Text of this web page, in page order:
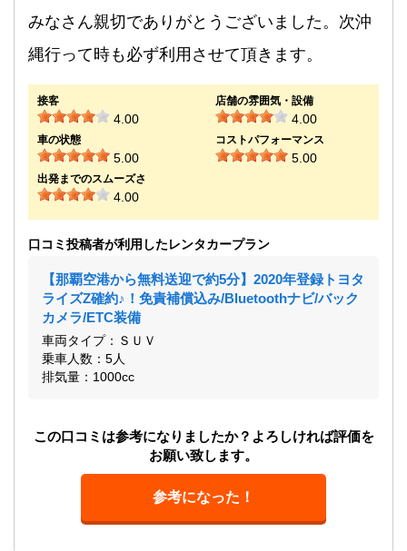
みなさん親切でありがとうございました。次沖
縄行って時も必ず利用させて頂きます。
接客
4.00
店舗の雰囲気・設備
4.00
車の状態
5.00
コストパフォーマンス
5.00
出発までのスムーズさ
4.00
口コミ投稿者が利用したレンタカープラン
【那覇空港から無料送迎で約5分】2020年登録トヨタ
ライズZ確約♪！免責補償込み/Bluetoothナビ/バック
カメラ/ETC装備
車両タイプ：ＳＵＶ
乗車人数：5人
排気量：1000cc
この口コミは参考になりましたか？よろしければ評価を
お願い致します。
参考になった！